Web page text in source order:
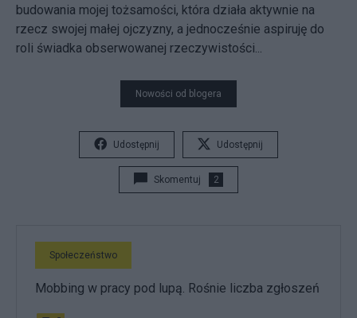
budowania mojej tożsamości, która działa aktywnie na
rzecz swojej małej ojczyzny, a jednocześnie aspiruję do
roli świadka obserwowanej rzeczywistości...
Nowości od blogera
Udostępnij Udostępnij
Skomentuj 2
Społeczeństwo
Mobbing w pracy pod lupą. Rośnie liczba zgłoszeń